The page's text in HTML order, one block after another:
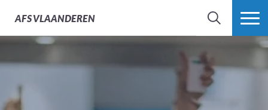
AFSVLAANDEREN
ZOEK MEER